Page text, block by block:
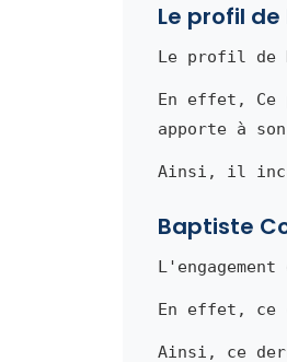
Le profil
Le profil de
En effet, Ce
apporte à
Ainsi, il
Baptiste
L'engagement
En effet, ce
Ainsi, ce